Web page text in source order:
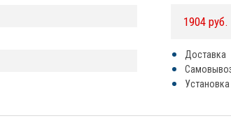
1904 руб.
Доставка
Установка